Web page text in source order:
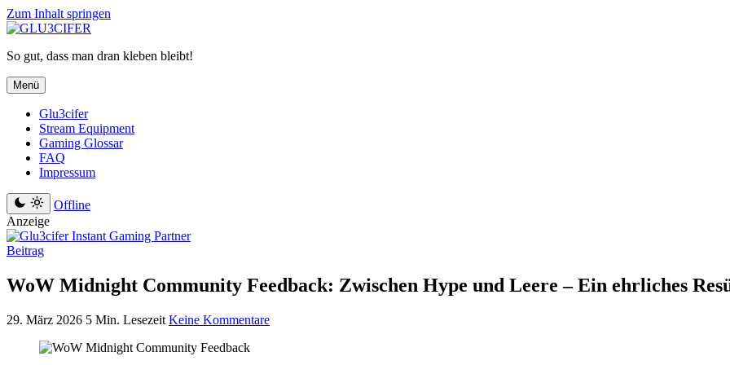
Zum Inhalt springen
So gut, dass man dran kleben bleibt!
Menü
Glu3cifer
Stream Equipment
Gaming Glossar
FAQ
Impressum
Offline
Anzeige
Beitrag
WoW Midnight Community Feedback: Zwischen Hype und Leere – Ein ehrliches
29. März 2026 5 Min. Lesezeit Keine Kommentare